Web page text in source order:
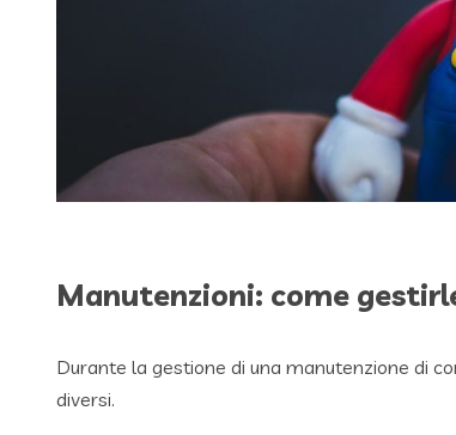
Manutenzioni: come
Durante la gestione di una manutenzione di
diversi.